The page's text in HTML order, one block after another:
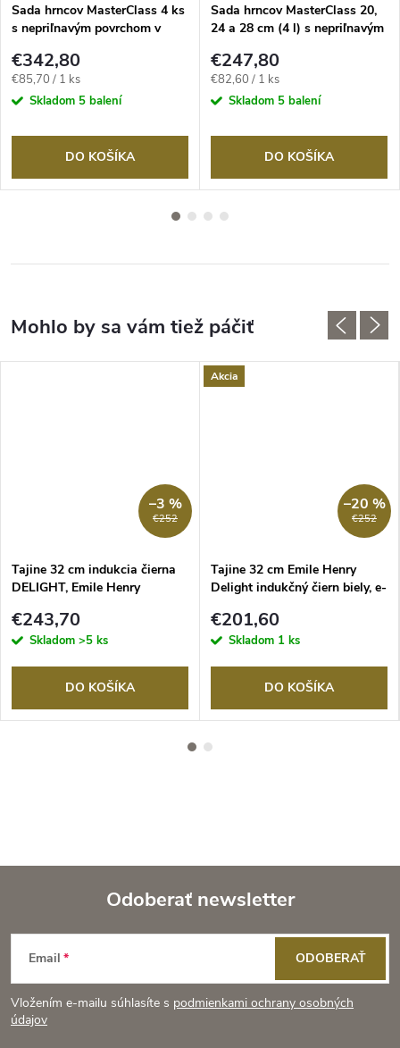
Sada hrncov MasterClass 4 ks
s nepriľnavým povrchom v
€342,80
Jednotková
cena:
€85,70 / 1 ks
Skladom 5 balení
DO KOŠÍKA
Sada hrncov MasterClass 20,
24 a 28 cm (4 l) s nepriľnavým
farbe
€247,80
Jednotková
cena:
€82,60 / 1 ks
Skladom 5 balení
DO KOŠÍKA
€252
–3 %
Tajine 32 cm indukcia čierna
DELIGHT, Emile Henry
€243,70
Skladom >5 ks
DO KOŠÍKA
Akcia
€252
–20 %
Tajine 32 cm Emile Henry
Delight indukčný čiern biely, e-
€201,60
Skladom 1 ks
DO KOŠÍKA
Z
á
p
Odoberať newsletter
Email
Vložením e-mailu súhlasíte s podmienkami ochrany osobných
údajov
ODOBERAŤ